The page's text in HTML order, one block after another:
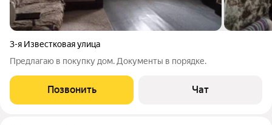
3-я Известковая улица
Предлагаю в покупку дом. Документы в порядке.
Позвонить Чат